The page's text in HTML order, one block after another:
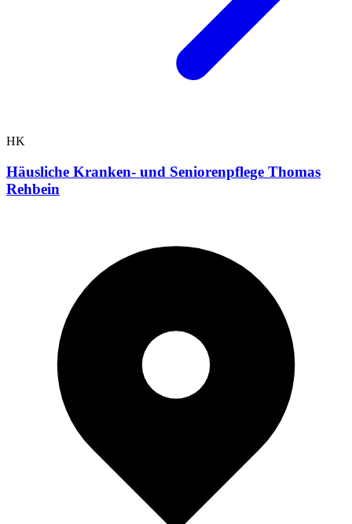
HK
Häusliche Kranken- und Seniorenpflege Thomas
Rehbein